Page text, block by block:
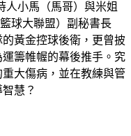
人小馬（馬哥）與米姐
球大聯盟）副秘書長
黃金控球後衛，更曾披
運籌帷幄的幕後推手。究
大傷病，並在教練與管
慧？